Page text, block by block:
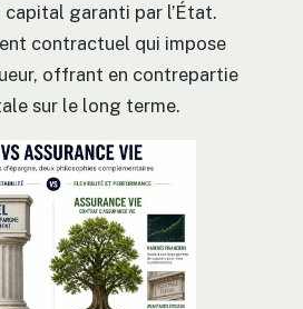
capital garanti par l’État.
contractuel qui impose
offrant en contrepartie
sur le long terme.